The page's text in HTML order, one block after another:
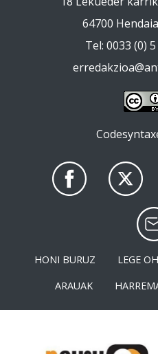
64700
Tel: 0033 (0)
HONI BURUZ LEGE
ARAUAK